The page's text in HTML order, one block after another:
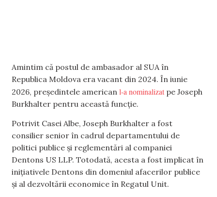
Amintim că postul de ambasador al SUA în
Republica Moldova era vacant din 2024. În iunie
2026, președintele american l-a nominalizat pe Joseph
Burkhalter pentru această funcție.
Potrivit Casei Albe, Joseph Burkhalter a fost
consilier senior în cadrul departamentului de
politici publice și reglementări al companiei
Dentons US LLP. Totodată, acesta a fost implicat în
inițiativele Dentons din domeniul afacerilor publice
și al dezvoltării economice în Regatul Unit.